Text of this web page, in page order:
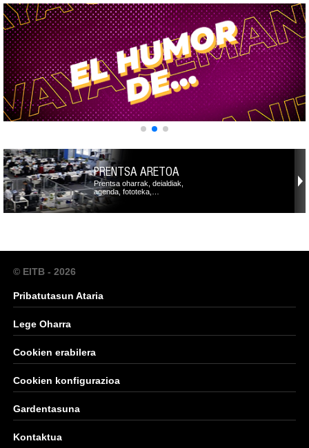
PRENTSA ARETOA
Prentsa oharrak, deialdiak,
agenda, fototeka,…
© EITB - 2026
Pribatutasun Ataria
Lege Oharra
Cookien erabilera
Cookien konfigurazioa
Gardentasuna
Kontaktua